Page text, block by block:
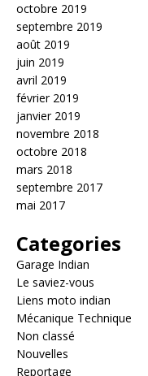
octobre 2019
septembre 2019
août 2019
juin 2019
avril 2019
février 2019
janvier 2019
novembre 2018
octobre 2018
mars 2018
septembre 2017
mai 2017
Categories
Garage Indian
Le saviez-vous
Liens moto indian
Mécanique Technique
Non classé
Nouvelles
Reportage